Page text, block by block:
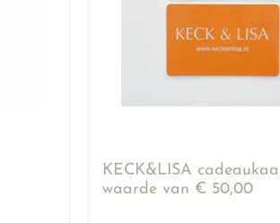
KECK&LISA
waarde van € 50,00